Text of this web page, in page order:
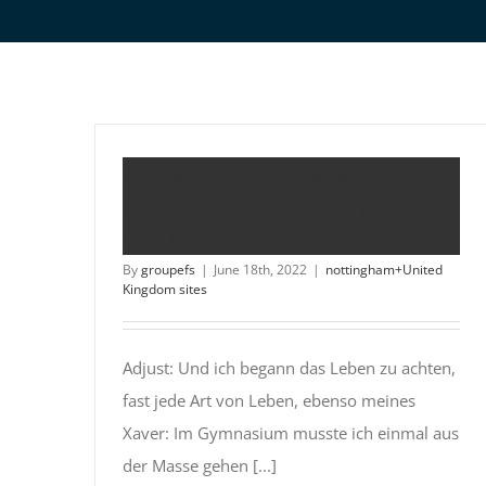
Bygroupefs | June 18th, 2022 | nottingham+United
Kingdom sites
Adjust: Und ich begann das Leben zu achten,
fast jede Art von Leben, ebenso meines
Xaver: Im Gymnasium musste ich einmal aus
der Masse gehen [...]